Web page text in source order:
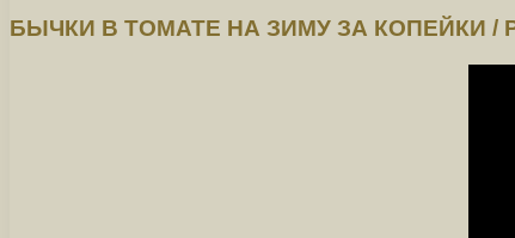
БЫЧКИ В ТОМАТЕ НА ЗИМУ ЗА КОПЕЙКИ